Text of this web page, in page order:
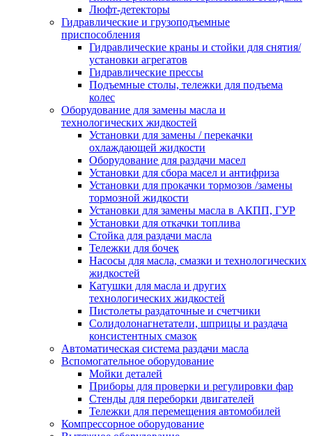
Люфт-детекторы
Гидравлические и грузоподъемные
приспособления
Гидравлические краны и стойки для снятия/
установки агрегатов
Гидравлические прессы
Подъемные столы, тележки для подъема
колес
Оборудование для замены масла и
технологических жидкостей
Установки для замены / перекачки
охлаждающей жидкости
Оборудование для раздачи масел
Установки для сбора масел и антифриза
Установки для прокачки тормозов /замены
тормозной жидкости
Установки для замены масла в АКПП, ГУР
Установки для откачки топлива
Стойка для раздачи масла
Тележки для бочек
Насосы для масла, смазки и технологических
жидкостей
Катушки для масла и других
технологических жидкостей
Пистолеты раздаточные и счетчики
Солидолонагнетатели, шприцы и раздача
консистентных смазок
Автоматическая система раздачи масла
Вспомогательное оборудование
Мойки деталей
Приборы для проверки и регулировки фар
Стенды для переборки двигателей
Тележки для перемещения автомобилей
Компрессорное оборудование